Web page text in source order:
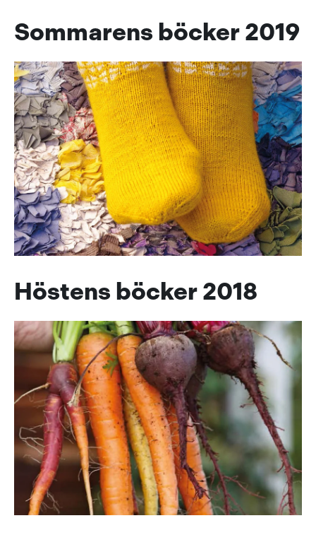
Sommarens böcker 2019
Höstens böcker 2018